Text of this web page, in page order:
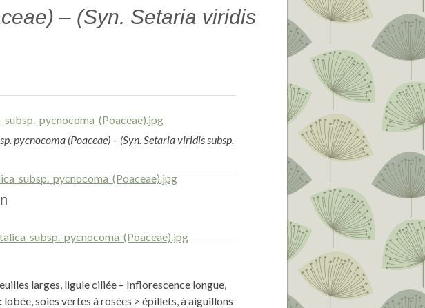
– (Syn. Setaria viridis
pycnocoma (Poaceae) – (Syn. Setaria viridis subsp.
larges, ligule ciliée – Inflorescence longue,
lobée, soies vertes à rosées > épillets, à aiguillons